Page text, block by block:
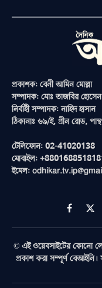
প্রকাশক: বেনী আমিন মোল্লা
সম্পাদক: মোঃ তাজবির হোসেন
নির্বাহী সম্পাদক: নাহিদ হাসান
ঠিকানাঃ ৬৯/ই, গ্রীন রোড,
টেলিফোন: 02-41020138
মোবাইল:
ইমেল:
Facebook
X
© এই ওয়েবসাইটের কোনো
প্রকাশ করা সম্পূর্ণ